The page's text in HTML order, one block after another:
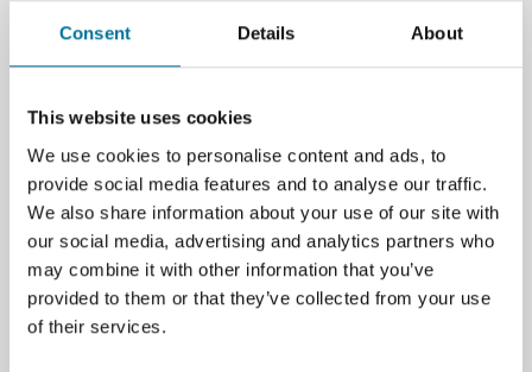
Consent Details About
This website uses cookies
We use cookies to personalise content and ads, to
provide social media features and to analyse our traffic.
We also share information about your use of our site with
our social media, advertising and analytics partners who
may combine it with other information that you’ve
provided to them or that they’ve collected from your use
of their services.
Een kleine luchtstoot bij de ogen zorgt voor een
geluidssignaal (fluitje), dan zal na korte tijd het
wekken.
De luchtstroming rond de ogen is eenvoudig in te
stellen op de oogafstand van de proefpersoon en door
het sluiten van een uitstroomopening ook geschikt
voor een oog.